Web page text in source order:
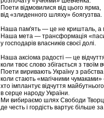
Поети відмовилися від цього ярма,
від «злиденного шляху» боягузтва.
Наша пам'ять — це не кришталь, а
Наша мета — трансформація
у господарів власників своєї долі.
Наша аксіома радості — це
коли твоє слово збігається з твоїм
Поети виривають Україну з рабства
коли стають «магічними
хто імплантує відчуття
в серце народу України.
Ми вибираємо шлях Свободи
де честь і гордість вартує більше